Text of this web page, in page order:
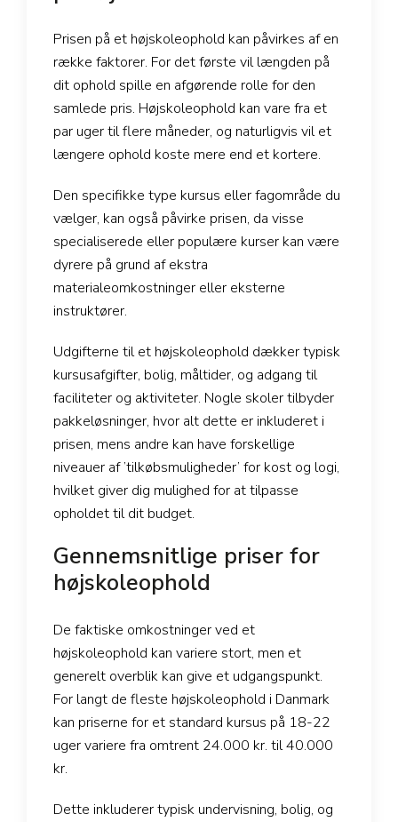
Prisen på et højskoleophold kan påvirkes af en
række faktorer. For det første vil længden på
dit ophold spille en afgørende rolle for den
samlede pris. Højskoleophold kan vare fra et
par uger til flere måneder, og naturligvis vil et
længere ophold koste mere end et kortere.
Den specifikke type kursus eller fagområde du
vælger, kan også påvirke prisen, da visse
specialiserede eller populære kurser kan være
dyrere på grund af ekstra
materialeomkostninger eller eksterne
instruktører.
Udgifterne til et højskoleophold dækker typisk
kursusafgifter, bolig, måltider, og adgang til
faciliteter og aktiviteter. Nogle skoler tilbyder
pakkeløsninger, hvor alt dette er inkluderet i
prisen, mens andre kan have forskellige
niveauer af ’tilkøbsmuligheder’ for kost og logi,
hvilket giver dig mulighed for at tilpasse
opholdet til dit budget.
Gennemsnitlige priser for
højskoleophold
De faktiske omkostninger ved et
højskoleophold kan variere stort, men et
generelt overblik kan give et udgangspunkt.
For langt de fleste højskoleophold i Danmark
kan priserne for et standard kursus på 18-22
uger variere fra omtrent 24.000 kr. til 40.000
kr.
Dette inkluderer typisk undervisning, bolig, og